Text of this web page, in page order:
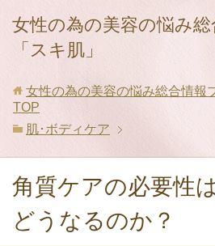
女性の為の美容の悩み
「スキ肌」
女性の為の美容の悩み総合情報
TOP
肌･ボディケア
角質ケアの必要性
どうなるのか？